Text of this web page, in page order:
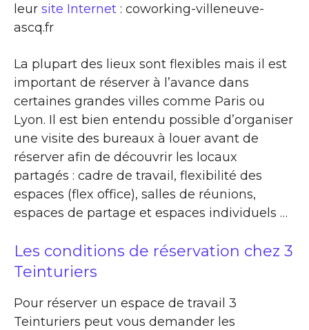
leur site Internet : coworking-villeneuve-
ascq.fr
La plupart des lieux sont flexibles mais il est
important de réserver à l’avance dans
certaines grandes villes comme Paris ou
Lyon. Il est bien entendu possible d’organiser
une visite des bureaux à louer avant de
réserver afin de découvrir les locaux
partagés : cadre de travail, flexibilité des
espaces (flex office), salles de réunions,
espaces de partage et espaces individuels …
Les conditions de réservation chez 3
Teinturiers
Pour réserver un espace de travail 3
Teinturiers peut vous demander les